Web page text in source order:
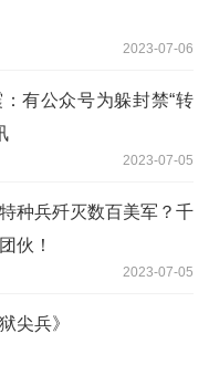
2023-07-06
有公众号为躲封禁“转
2023-07-05
种兵歼灭数百美军？千
伙！
2023-07-05
尖兵》